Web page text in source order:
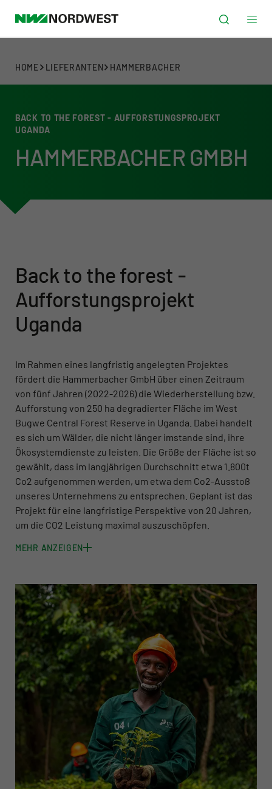
HOME LIEFERANTEN HAMMERBACHER
BACK TO THE FOREST - AUFFORSTUNGSPROJEKT
UGANDA
HAMMERBACHER GMBH
Back to the forest -
Aufforstungsprojekt
Uganda
Im Rahmen eines langfristig angelegten Projektes
fördert die Hammerbacher GmbH über einen Zeitraum
von fünf Jahren (2022-2026) die Wiederherstellung bzw.
Aufforstung von 250 ha degradierter Fläche im West
Bugwe Central Forest Reserve in Uganda. Dabei handelt
es sich um Wälder, die nicht länger imstande sind, ihre
Ökosystemdienste zu leisten. Die Größe der Fläche ist so
gewählt, dass im langjährigen Durchschnitt etwa 1.800t
Co2 aufgenommen werden, um etwa dem Co2-Ausstoß
unseres Unternehmens zu entsprechen. Geplant ist das
Projekt für eine langfristige Perspektive von 20 Jahren,
um die CO2 Leistung maximal auszuschöpfen.
MEHR ANZEIGEN